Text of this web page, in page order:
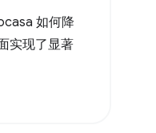
如何降
实现了显著